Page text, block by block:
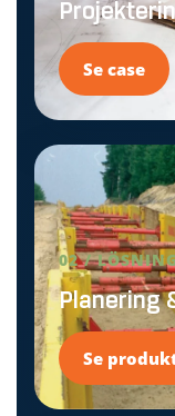
Se case
02 /
Planering
Se